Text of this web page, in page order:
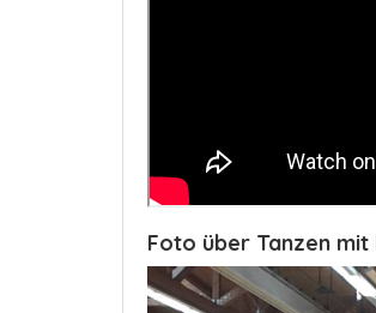
Foto über Tanzen mit